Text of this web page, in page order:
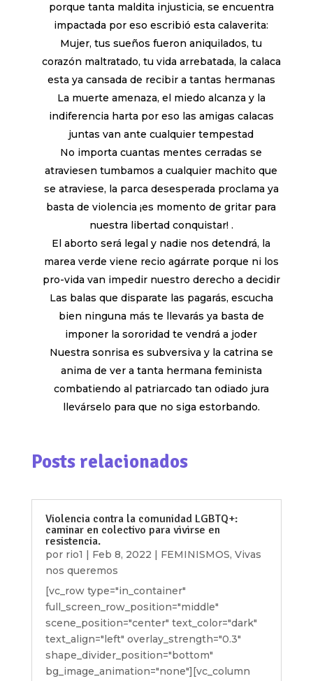
porque tanta maldita injusticia, se encuentra
impactada por eso escribió esta calaverita:
Mujer, tus sueños fueron aniquilados, tu
corazón maltratado, tu vida arrebatada, la calaca
esta ya cansada de recibir a tantas hermanas
La muerte amenaza, el miedo alcanza y la
indiferencia harta por eso las amigas calacas
juntas van ante cualquier tempestad
No importa cuantas mentes cerradas se
atraviesen tumbamos a cualquier machito que
se atraviese, la parca desesperada proclama ya
basta de violencia ¡es momento de gritar para
nuestra libertad conquistar! .
El aborto será legal y nadie nos detendrá, la
marea verde viene recio agárrate porque ni los
pro-vida van impedir nuestro derecho a decidir
Las balas que disparate las pagarás, escucha
bien ninguna más te llevarás ya basta de
imponer la sororidad te vendrá a joder
Nuestra sonrisa es subversiva y la catrina se
anima de ver a tanta hermana feminista
combatiendo al patriarcado tan odiado jura
llevárselo para que no siga estorbando.
Posts relacionados
Violencia contra la comunidad LGBTQ+:
caminar en colectivo para vivirse en
resistencia.
por rio1 Feb 8, 2022 FEMINISMOS, Vivas
nos queremos
[vc_row type="in_container"
full_screen_row_position="middle"
scene_position="center" text_color="dark"
text_align="left" overlay_strength="0.3"
shape_divider_position="bottom"
bg_image_animation="none"][vc_column